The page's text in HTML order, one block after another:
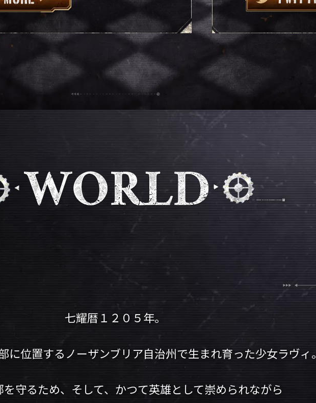
七耀暦１２０５年。
に位置するノーザンブリア自治州で生まれ育った少女ラヴィ。
守るため、そして、かつて英雄として崇められながら